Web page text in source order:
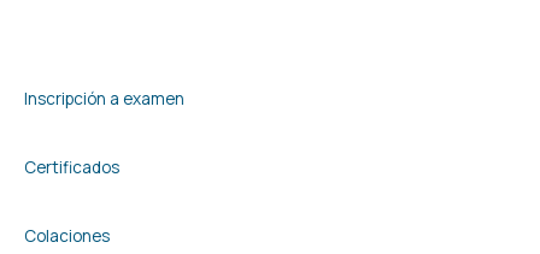
Inscripción a examen
Certificados
Colaciones